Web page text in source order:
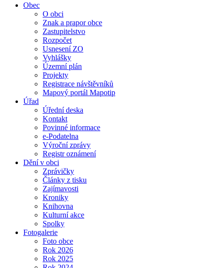
Obec
O obci
Znak a prapor obce
Zastupitelstvo
Rozpočet
Usnesení ZO
Vyhlášky
Územní plán
Projekty
Registrace návštěvníků
Mapový portál Mapotip
Úřad
Úřední deska
Kontakt
Povinné informace
e-Podatelna
Výroční zprávy
Registr oznámení
Dění v obci
Zprávičky
Články z tisku
Zajímavosti
Kroniky
Knihovna
Kulturní akce
Spolky
Fotogalerie
Foto obce
Rok 2026
Rok 2025